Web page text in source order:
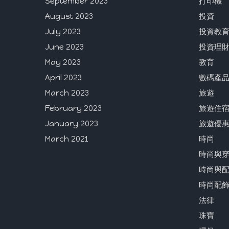
August 2023
July 2023
June 2023
May 2023
April 2023
March 2023
February 2023
January 2023
March 2021
投資
投資教育
投資理財
教育
數碼產
旅遊
旅遊住
旅遊優惠
時尚
時尚與
時尚與
時尚配飾
法律
珠寶